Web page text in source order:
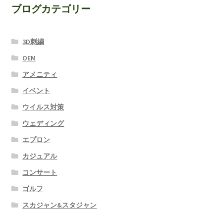
ブログカテゴリー
3D刺繍
OEM
アメニティ
イベント
ウイルス対策
ウェディング
エプロン
カジュアル
コンサート
ゴルフ
スカジャン&スタジャン